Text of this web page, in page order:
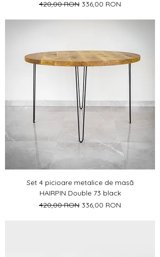
Preț normal
420,00 RON Preț redus
336,00 RON
Set 4 picioare metalice de masă
HAIRPIN Double 73 black
Preț normal
420,00 RON Preț redus
336,00 RON